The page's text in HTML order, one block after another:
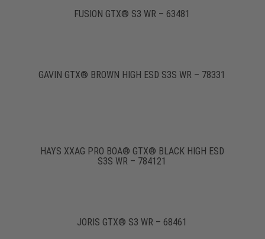
FUSION GTX® S3 WR – 63481
GAVIN GTX® BROWN HIGH ESD S3S WR – 78331
HAYS XXAG PRO BOA® GTX® BLACK HIGH ESD
S3S WR – 784121
JORIS GTX® S3 WR – 68461